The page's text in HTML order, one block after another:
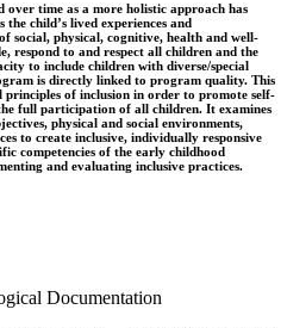
over time as a more holistic approach has
child’s lived experiences and
social, physical, cognitive, health and well-
respond to and respect all children and the
to include children with diverse/special
is directly linked to program quality. This
principles of inclusion in order to promote self-
full participation of all children. It examines
physical and social environments,
to create inclusive, individually responsive
competencies of the early childhood
and evaluating inclusive practices.
Documentation